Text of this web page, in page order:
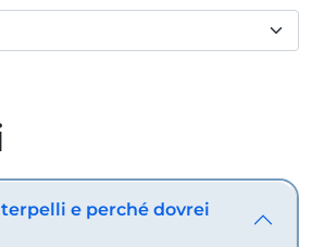
e perché dovrei